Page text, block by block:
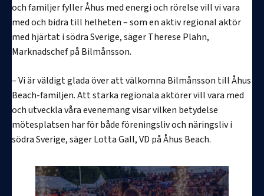
och familjer fyller Åhus med energi och rörelse vill vi vara
med och bidra till helheten – som en aktiv regional aktör
med hjärtat i södra Sverige, säger Therese Plahn,
Marknadschef på Bilmånsson.
– Vi är väldigt glada över att välkomna Bilmånsson till Åhus
Beach-familjen. Att starka regionala aktörer vill vara med
och utveckla våra evenemang visar vilken betydelse
mötesplatsen har för både föreningsliv och näringsliv i
södra Sverige, säger Lotta Gall, VD på Åhus Beach.